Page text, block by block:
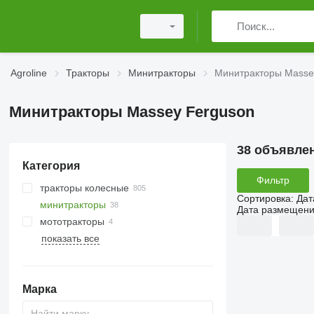
Agroline Тракторы Минитракторы Минитракторы
Минитракторы Massey Ferguson
Категория
тракторы колесные
минитракторы
мототракторы
показать все
Марка
38
Фильтр
Сортировка:
Дата